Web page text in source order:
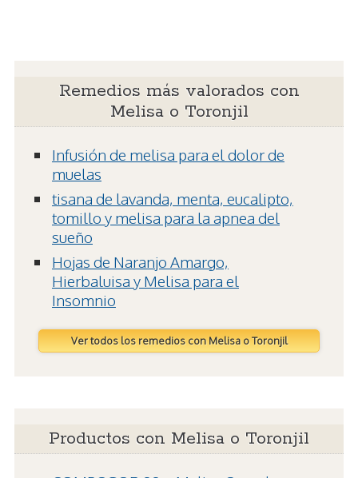
Remedios más valorados con
Melisa o Toronjil
Infusión de melisa para el dolor de
muelas
tisana de lavanda, menta, eucalipto,
tomillo y melisa para la apnea del
sueño
Hojas de Naranjo Amargo,
Hierbaluisa y Melisa para el
Insomnio
Ver todos los remedios con Melisa o Toronjil
Productos con Melisa o Toronjil